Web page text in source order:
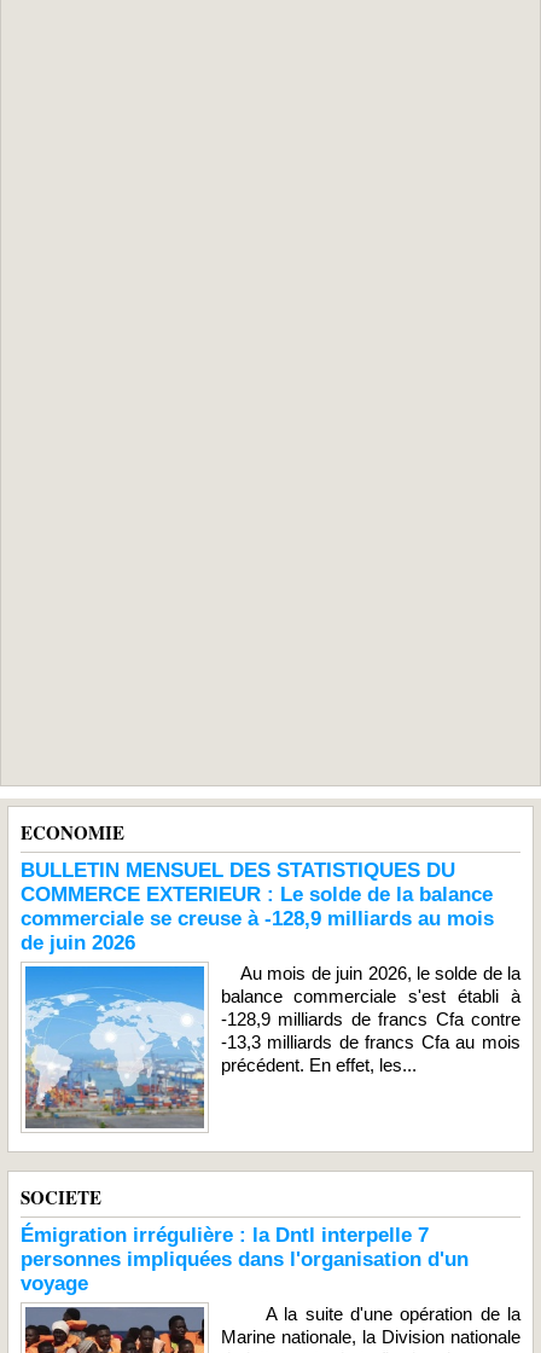
ECONOMIE
BULLETIN MENSUEL DES STATISTIQUES DU
COMMERCE EXTERIEUR : Le solde de la balance
commerciale se creuse à -128,9 milliards au mois
de juin 2026
Au mois de juin 2026, le solde de la
balance commerciale s'est établi à
-128,9 milliards de francs Cfa contre
-13,3 milliards de francs Cfa au mois
précédent. En effet, les...
SOCIETE
Émigration irrégulière : la Dntl interpelle 7
personnes impliquées dans l'organisation d'un
voyage
A la suite d'une opération de la
Marine nationale, la Division nationale